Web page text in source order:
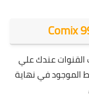
عندك علي
الموجود في نهاية